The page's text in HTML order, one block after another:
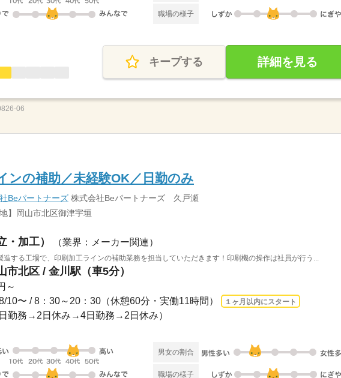
職場の様子
キープする 詳細を見る
06
ンの補助／未経験OK／日勤のみ
Beパートナーズ 株式会社Beパートナーズ 久戸瀬
】岡山市北区御津宇垣
・加工） （業界：メーカー関連）
造する工場で、印刷加工ラインの補助業務を担当していただきます！印刷機の操作は社員が行う...
市北区 / 金川駅（車5分）
～
10〜 / 8：30～20：30（休憩60分・実働11時間）
１ヶ月以内にスタート
勤務→2日休み→4日勤務→2日休み）
男女の割合
職場の様子